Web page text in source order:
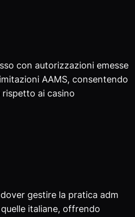
con autorizzazioni emesse
AAMS, consentendo
ai casino
gestire la pratica adm
italiane, offrendo